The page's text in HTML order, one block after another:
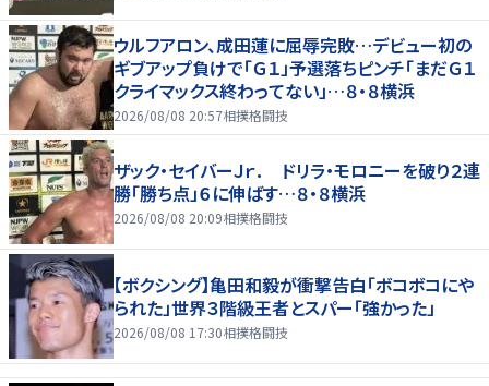
ウルフアロン、成田蓮に屈辱完敗…デビュー初の
ギブアップ負けで「Ｇ１」予選落ちピンチ「まだＧ１
クライマックス終わってない」…８・８横浜
2026/08/08 20:57相撲格闘技
ザック・セイバーＪｒ． ドリラ・モロニーを破り２連
勝「勝ち点」６に伸ばす…８・８横浜
2026/08/08 20:09相撲格闘技
【ボクシング】亀田和毅が衝撃告白「ボコボコにや
られた」世界３階級王者とスパー「強かった」
2026/08/08 17:30相撲格闘技